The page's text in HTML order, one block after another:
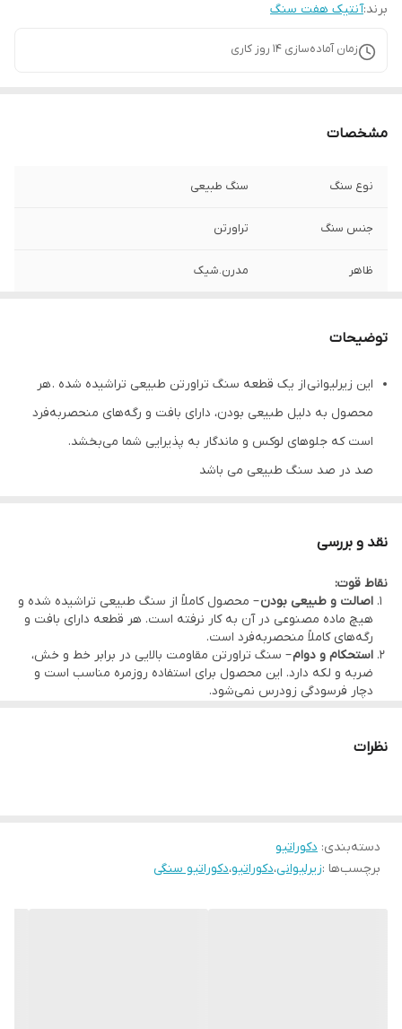
برند:آنتیک هفت سنگ
زمان آماده‌سازی 14 روز کاری
مشخصات
نوع سنگ سنگ طبیعی
جنس سنگ تراورتن
ظاهر مدرن.شیک
توضیحات
این زیرلیوانی از یک قطعه سنگ تراورتن طبیعی تراشیده شده . هر
محصول به دلیل طبیعی بودن، دارای بافت و رگه‌های منحصربه‌فرد
است که جلوهای لوکس و ماندگار به پذیرایی شما می‌بخشد.
صد در صد سنگ طبیعی می باشد
متفاوت باشد ولی تمامی ساختار یکسان میباشد
جنس: تراورتن طبیعی
مقاوم در برابر خط و خش و لکه
قابل شستشو با آب و اسفنج نرم
نقد و بررسی
نقاط قوت:
اصالت و طبیعی بودن– محصول کاملاً از سنگ طبیعی تراشیده شده و
هیچ ماده مصنوعی در آن به کار نرفته است. هر قطعه دارای بافت و
رگه‌های کاملاً منحصربه‌فرد است.
استحکام و دوام– سنگ تراورتن مقاومت بالایی در برابر خط و خش،
ضربه و لکه دارد. این محصول برای استفاده روزمره مناسب است و
دچار فرسودگی زودرس نمی‌شود.
نظرات
دسته‌بندی: دکوراتیو
برچسب‌ها :زیرلیوانی،دکوراتیو،دکوراتیو سنگی